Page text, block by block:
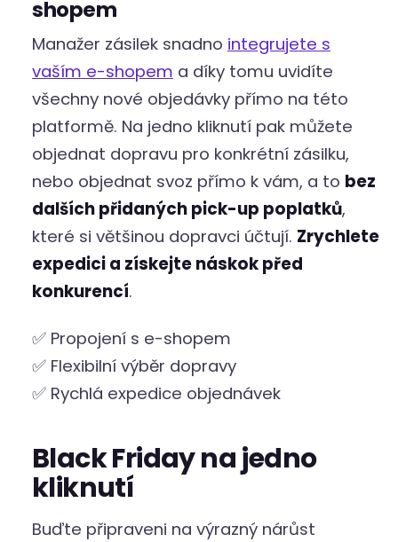
shopem
Manažer zásilek snadno integrujete s
vaším e-shopem a díky tomu uvidíte
všechny nové objedávky přímo na této
platformě. Na jedno kliknutí pak můžete
objednat dopravu pro konkrétní zásilku,
nebo objednat svoz přímo k vám, a to bez
dalších přidaných pick-up poplatků,
které si většinou dopravci účtují. Zrychlete
expedici a získejte náskok před
konkurencí.
✅ Propojení s e-shopem
✅ Flexibilní výběr dopravy
✅ Rychlá expedice objednávek
Black Friday na jedno
kliknutí
Buďte připraveni na výrazný nárůst